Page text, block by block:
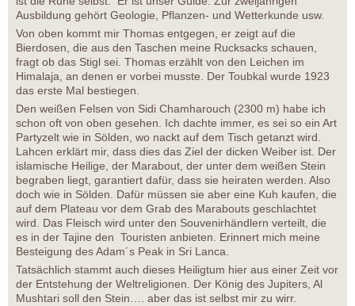
Ausbildung gehört Geologie, Pflanzen- und Wetterkunde usw.
Von oben kommt mir Thomas entgegen, er zeigt auf die
Bierdosen, die aus den Taschen meine Rucksacks schauen,
fragt ob das Stigl sei. Thomas erzählt von den Leichen im
Himalaja, an denen er vorbei musste. Der Toubkal wurde 1923
das erste Mal bestiegen.
Den weißen Felsen von Sidi Chamharouch (2300 m) habe ich
schon oft von oben gesehen. Ich dachte immer, es sei so ein Art
Partyzelt wie in Sölden, wo nackt auf dem Tisch getanzt wird.
Lahcen erklärt mir, dass dies das Ziel der dicken Weiber ist. Der
islamische Heilige, der Marabout, der unter dem weißen Stein
begraben liegt, garantiert dafür, dass sie heiraten werden. Also
doch wie in Sölden. Dafür müssen sie aber eine Kuh kaufen, die
auf dem Plateau vor dem Grab des Marabouts geschlachtet
wird. Das Fleisch wird unter den Souvenirhändlern verteilt, die
es in der Tajine den Touristen anbieten. Erinnert mich meine
Besteigung des Adam´s Peak in Sri Lanca.
Tatsächlich stammt auch dieses Heiligtum hier aus einer Zeit vor
der Entstehung der Weltreligionen. Der König des Jupiters, Al
Mushtari soll den Stein…. aber das ist selbst mir zu wirr.